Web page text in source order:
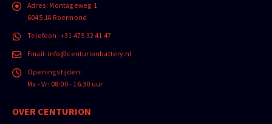
Adres: Montageweg 1
6045 JA Roermond
Telefoon: +31 475 32 41 47
Email: info@centurionbattery.nl
Openingstijden:
Ma - Vr: 08:00 - 16:30 uur
OVER CENTURION